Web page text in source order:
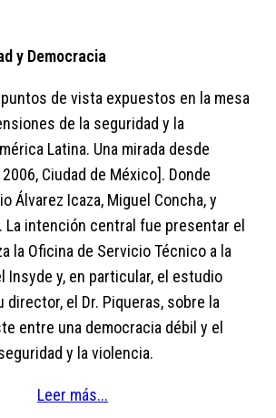
y Democracia
de vista expuestos en la mesa
de la seguridad y la
Latina. Una mirada desde
Ciudad de México]. Donde
Álvarez Icaza, Miguel Concha, y
La intención central fue presentar el
la Oficina de Servicio Técnico a la
Insyde y, en particular, el estudio
director, el Dr. Piqueras, sobre la
entre una democracia débil y el
y la violencia.
Leer más...